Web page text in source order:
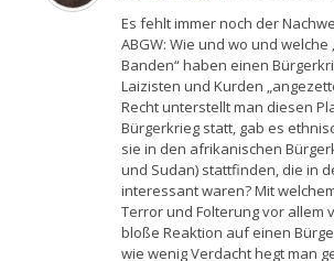
Es fehlt immer noch der
ABGW: Wie und wo und
Banden“ haben einen
Laizisten und Kurden
Recht unterstellt man diesen
Bürgerkrieg statt, gab es
sie in den afrikanischen
und Sudan) stattfinden, die in
interessant waren? Mit
Terror und Folterung vor allem
bloße Reaktion auf einen
wie wenig Verdacht hegt man